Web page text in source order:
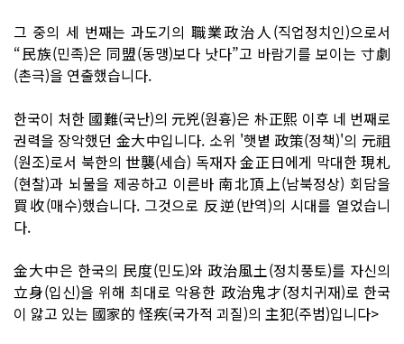
그 중의 세 번째는 과도기의 職業政治人(직업정치인)으로서
“民族(민족)은 同盟(동맹)보다 낫다”고 바람기를 보이는 寸劇
(촌극)을 연출했습니다.
한국이 처한 國難(국난)의 元兇(원흉)은 朴正熙 이후 네 번째로
권력을 장악했던 金大中입니다. 소위 '햇볕 政策(정책)'의 元祖
(원조)로서 북한의 世襲(세습) 독재자 金正日에게 막대한 現札
(현찰)과 뇌물을 제공하고 이른바 南北頂上(남북정상) 회담을
買收(매수)했습니다. 그것으로 反逆(반역)의 시대를 열었습니
다.
金大中은 한국의 民度(민도)와 政治風土(정치풍토)를 자신의
立身(입신)을 위해 최대로 악용한 政治鬼才(정치귀재)로 한국
이 앓고 있는 國家的 怪疾(국가적 괴질)의 主犯(주범)입니다>